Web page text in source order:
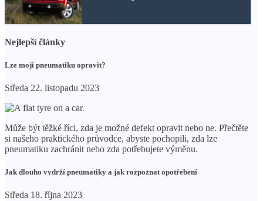
Nejlepší články
Lze moji pneumatiku opravit?
Středa 22. listopadu 2023
Může být těžké říci, zda je možné defekt opravit nebo ne. Přečtěte
si našeho praktického průvodce, abyste pochopili, zda lze
pneumatiku zachránit nebo zda potřebujete výměnu.
Jak dlouho vydrží pneumatiky a jak rozpoznat opotřebení
Středa 18. října 2023